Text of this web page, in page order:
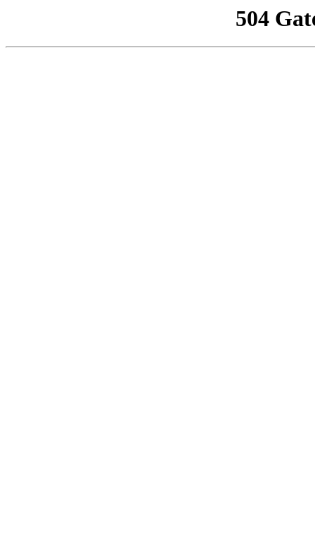
504